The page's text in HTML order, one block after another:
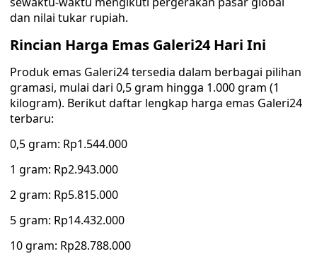
dan nilai tukar rupiah.
Rincian Harga Emas Galeri24 Hari Ini
Produk emas Galeri24 tersedia dalam berbagai pilihan
gramasi, mulai dari 0,5 gram hingga 1.000 gram (1
kilogram). Berikut daftar lengkap harga emas Galeri24
terbaru:
0,5 gram: Rp1.544.000
1 gram: Rp2.943.000
2 gram: Rp5.815.000
5 gram: Rp14.432.000
10 gram: Rp28.788.000